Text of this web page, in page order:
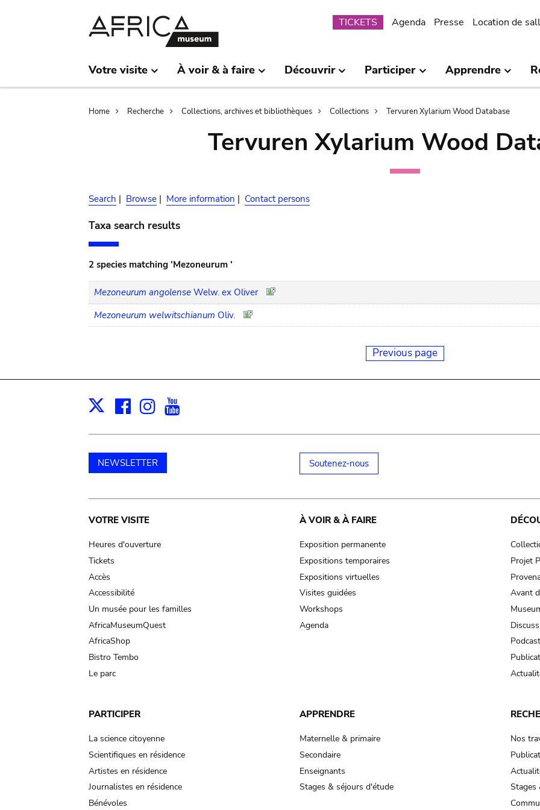
Submenu
TICKETS Agenda Presse Location de
Votre visite À voir & à faire Découvrir Participer Apprendre
Breadcrumb
Home Recherche Collections, archives et bibliothèques Collections Tervuren Xylarium Wood Database
Tervuren Xylarium Wood
Search | Browse | More information | Contact persons
Taxa search results
2 species matching 'Mezoneurum '
Mezoneurum angolense Welw. ex Oliver
Mezoneurum welwitschianum Oliv.
Previous page
X Facebook
Instagram
NEWSLETTER Soutenez-nous
Main
navigation
VOTRE VISITE
Heures d'ouverture
Tickets
Accès
Accessibilité
Un musée pour les familles
AfricaMuseumQuest
AfricaShop
Bistro Tembo
Le parc
À VOIR & À FAIRE
Exposition permanente
Expositions temporaires
Expositions virtuelles
Visites guidées
Workshops
Agenda
Projet
Avant
PARTICIPER
La science citoyenne
Scientifiques en résidence
Artistes en résidence
Journalistes en résidence
Bénévoles
APPRENDRE
Maternelle & primaire
Secondaire
Enseignants
Stages & séjours d'étude
Nos
Stages